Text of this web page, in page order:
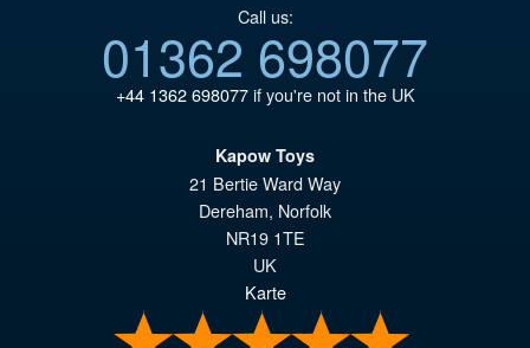
Call us:
01362 698077
+44 1362 698077if you're not in the UK
Kapow Toys
21 Bertie Ward Way
Dereham, Norfolk
NR19 1TE
UK
Karte